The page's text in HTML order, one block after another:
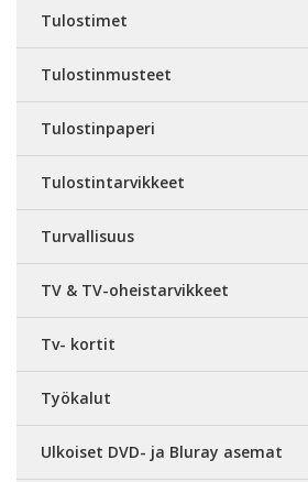
Tulostimet
Tulostinmusteet
Tulostinpaperi
Tulostintarvikkeet
Turvallisuus
TV & TV-oheistarvikkeet
Tv- kortit
Työkalut
Ulkoiset DVD- ja Bluray asemat